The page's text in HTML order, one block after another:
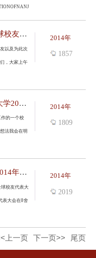
2014年
1857
南京大学2014年度全球校友工作总结
以及为此次
，大家上午
2014年
1809
任利剑副书记在南京大学2014年度全球校友工作会议上的总结
的一个校
法我会在明
2014年
2019
陈骏校长在南京大学2014年度全球校友工作会议上的讲话
校友代表大
表大会在8舍
上一页 下一页>> 尾页